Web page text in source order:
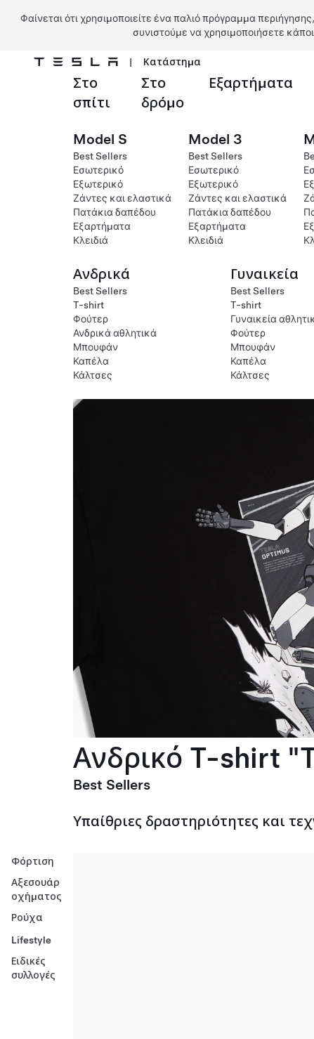
Φαίνεται ότι χρησιμοποιείτε ένα παλιό πρόγραμμα
συνιστούμε να χρησιμοποιήσετε
Μετάβαση στο κύριο περιεχόμενο
| Κατάστημα
Φόρτιση
Αξεσουάρ
οχήματος
Ρούχα
Lifestyle
Ειδικές
συλλογές
Στο
σπίτι
Στο
δρόμο
Εξαρτήματα
Model S
Best Sellers
Εσωτερικό
Εξωτερικό
Ζάντες και ελαστικά
Πατάκια δαπέδου
Εξαρτήματα
Κλειδιά
Model 3
Best Sellers
Εσωτερικό
Εξωτερικό
Ζάντες και ελαστικά
Πατάκια δαπέδου
Εξαρτήματα
Κλειδιά
Ανδρικά
Best Sellers
T-shirt
Φούτερ
Ανδρικά αθλητικά
Μπουφάν
Καπέλα
Κάλτσες
Γυναικεία
Best Sellers
T-shirt
Γυναικεία
Φούτερ
Μπουφάν
Καπέλα
Κάλτσες
Ανδρικό T-shirt
Best Sellers
Υπαίθριες δραστηριότητες και